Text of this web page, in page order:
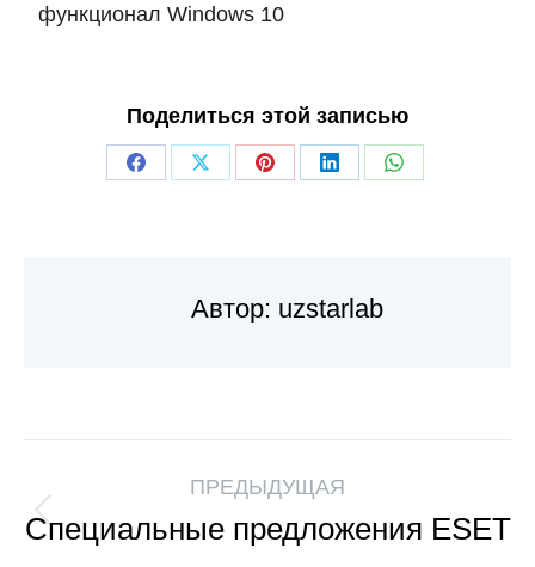
функционал Windows 10
Поделиться этой записью
Автор: uzstarlab
ПРЕДЫДУЩАЯ
Специальные предложения ESET